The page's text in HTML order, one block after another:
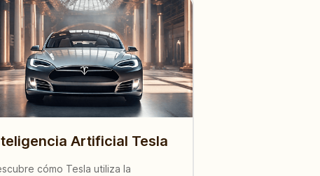
Artificial Tesla
cómo Tesla utiliza la